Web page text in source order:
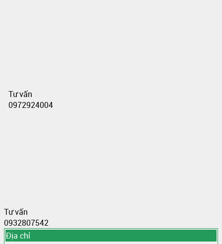
Tư vấn
0972924004
Tư vấn
0932807542
Địa chỉ